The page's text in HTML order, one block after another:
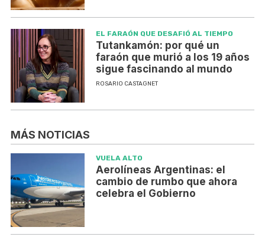
EL FARAÓN QUE DESAFIÓ AL TIEMPO
Tutankamón: por qué un
faraón que murió a los 19 años
sigue fascinando al mundo
ROSARIO CASTAGNET
MÁS NOTICIAS
VUELA ALTO
Aerolíneas Argentinas: el
cambio de rumbo que ahora
celebra el Gobierno